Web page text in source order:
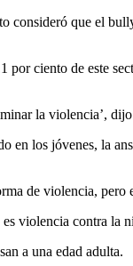
consideró que el
ciento de este
la violencia’,
los jóvenes, la
de violencia,
violencia contra la
a una edad adulta.